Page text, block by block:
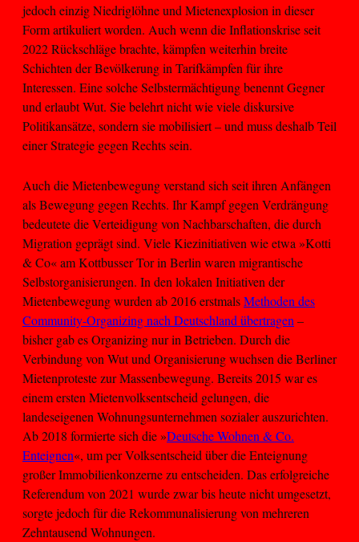
jedoch einzig Niedriglöhne und Mietenexplosion in dieser
Form artikuliert worden. Auch wenn die Inflationskrise seit
2022 Rückschläge brachte, kämpfen weiterhin breite
Schichten der Bevölkerung in Tarifkämpfen für ihre
Interessen. Eine solche Selbstermächtigung benennt Gegner
und erlaubt Wut. Sie belehrt nicht wie viele diskursive
Politikansätze, sondern sie mobilisiert – und muss deshalb Teil
einer Strategie gegen Rechts sein.
Auch die Mietenbewegung verstand sich seit ihren Anfängen
als Bewegung gegen Rechts. Ihr Kampf gegen Verdrängung
bedeutete die Verteidigung von Nachbarschaften, die durch
Migration geprägt sind. Viele Kiezinitiativen wie etwa »Kotti
& Co« am Kottbusser Tor in Berlin waren migrantische
Selbstorganisierungen. In den lokalen Initiativen der
Mietenbewegung wurden ab 2016 erstmalsMethoden des
Community-Organizing nach Deutschland übertragen–
bisher gab es Organizing nur in Betrieben. Durch die
Verbindung von Wut und Organisierung wuchsen die Berliner
Mietenproteste zur Massenbewegung. Bereits 2015 war es
einem ersten Mietenvolksentscheid gelungen, die
landeseigenen Wohnungsunternehmen sozialer auszurichten.
Ab 2018 formierte sich die »Deutsche Wohnen & Co.
Enteignen«, um per Volksentscheid über die Enteignung
großer Immobilienkonzerne zu entscheiden. Das erfolgreiche
Referendum von 2021 wurde zwar bis heute nicht umgesetzt,
sorgte jedoch für die Rekommunalisierung von mehreren
Zehntausend Wohnungen.